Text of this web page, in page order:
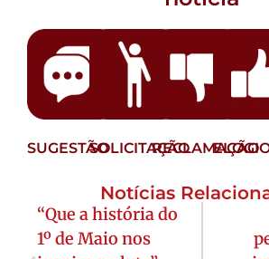
SUGESTÃOSOLICITAÇÃORECLAMAÇÃO
Notícias
“Que a história do
1º de Maio nos